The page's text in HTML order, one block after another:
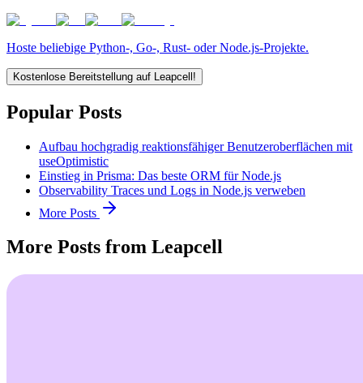
Hoste beliebige Python-, Go-, Rust- oder Node.js-Projekte.
Kostenlose Bereitstellung auf Leapcell!
Popular Posts
Aufbau hochgradig reaktionsfähiger Benutzeroberflächen mit
useOptimistic
Einstieg in Prisma: Das beste ORM für Node.js
Observability Traces und Logs in Node.js verweben
More Posts
More Posts from Leapcell